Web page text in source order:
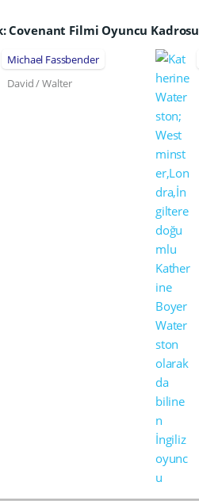
Covenant Filmi Oyuncu Kadrosu
Michael Fassbender
David / Walter